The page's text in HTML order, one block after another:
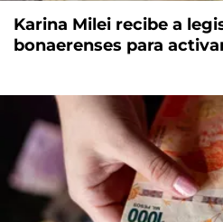
Karina Milei recibe a
bonaerenses para